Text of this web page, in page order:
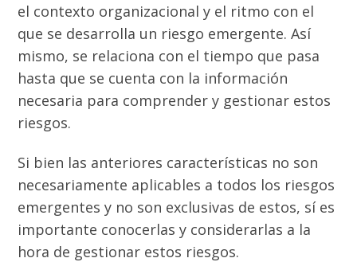
el contexto organizacional y el ritmo con el
que se desarrolla un riesgo emergente. Así
mismo, se relaciona con el tiempo que pasa
hasta que se cuenta con la información
necesaria para comprender y gestionar estos
riesgos.
Si bien las anteriores características no son
necesariamente aplicables a todos los riesgos
emergentes y no son exclusivas de estos, sí es
importante conocerlas y considerarlas a la
hora de gestionar estos riesgos.